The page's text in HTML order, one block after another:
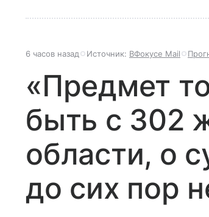
6 часов назад Источник: ВФокусе Mail
«Предмет
быть с 302
области, о
до сих пор